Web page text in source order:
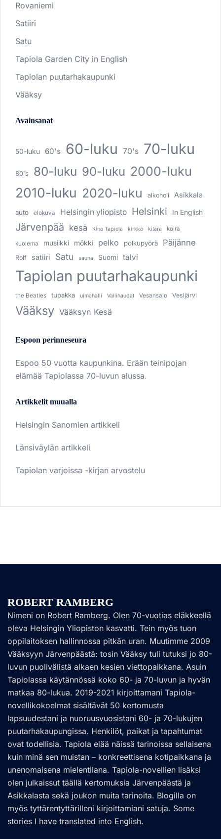
Rovaniemi
Satiiri
Satu
Tapiola Garden City in English
Tapiolan puutarhakaupunki
Vääksy
Avainsanat
50-luku 60's 60-luku 70's 70-luku
80's 80-luku 90-luku 2000-luku
2010-luku 2020-luku alkoholi Asikkala
auto elokuva Helsingin yliopisto Helsinki In English
Järvenpää kesä Kino Tapiola kirkko kitara koira
kuolema musiikki mökki pelko polkupyörä Päijänne
Rolf satiiri Satu sauna Suomi talvi
Tapiolan puutarhakaupunki
the Beatles tupakka uimahalli Vallihaudat Vesansalo Vesijärvi
Vääksy Vääksyn Kesä
Espoon perinneseura
Espoo 50 vuotta kaupunkina. Erään teinipojan
elämää Tapiolassa 70-luvun alussa.
Artikkelit muualla
Helsingin Sanomien artikkeli
Länsiväylän artikkeli
Tapiolan varjoissa -kirjan arvostelu
ROBERT RAMBERG
Nimeni on Robert Ramberg. Olen 70-vuotias eläkkeellä
oleva Helsingin Yliopiston kasvatti. Tein myös tuon
oppilaitoksen hallinnossa pitkän uran. Muutimme 2009
Vääksyyn Järvenpäästä: tosin Vääksy tuli tutuksi jo 80-
luvun puolivälistä alkaen kesien viettopaikkana. Asuin
Tapiolassa käytännössä koko 60- ja 70-luvun ja hyvän
matkaa 80-lukua. 2019-2021 kirjoittamani Tapiola-
novellikokoelmat sisältävät 50 kertomusta
lapsuudestani ja nuoruusvuosistani 60- ja 70-lukujen
puutarhakaupungissa. Henkilöt, paikat ja tapahtumat
ovat todellisia. Tapiola elää näissä tarinoissa sellaisena
kuin minä sen muistan – konkreettisena kotipaikkana ja
unenomaisena mielentilana. Tapiola-novellien lisäksi
olen julkaissut täällä kertomuksia Järvenpäästä ja
Asikkalasta sekä joukon muita tarinoita. Blogilla on
myös tyttärentyttärilleni kirjoittamiani satuja. Some
stories I have translated into English.